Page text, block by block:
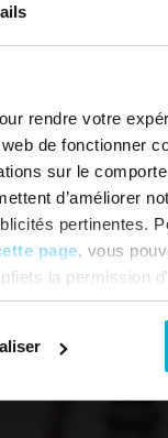
rendre votre
de fonctionner
sur le
d’améliorer
pertinentes.
page, vous
la permission
vos
tout